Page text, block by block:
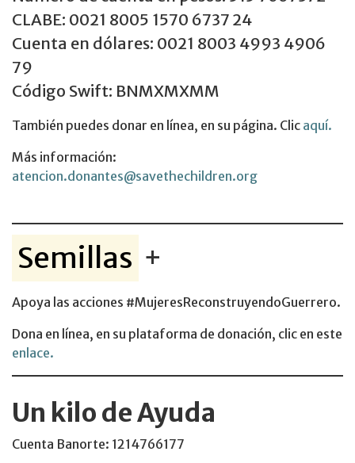
CLABE: 0021 8005 1570 6737 24
Cuenta en dólares: 0021 8003 4993 4906
79
Código Swift: BNMXMXMM
También puedes donar en línea, en su página. Clic aquí.
Más información:
atencion.donantes@savethechildren.org
Semillas +
Apoya las acciones #MujeresReconstruyendoGuerrero.
Dona en línea, en su plataforma de donación, clic en este
enlace.
Un kilo de Ayuda
Cuenta Banorte: 1214766177